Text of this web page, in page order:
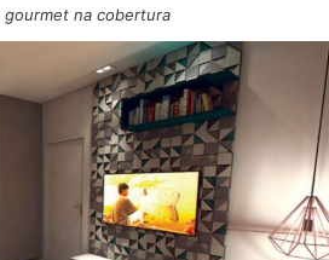
gourmet na cobertura